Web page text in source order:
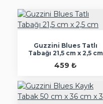
Guzzini Blues Tatlı
Tabağı 21,5 cm x 2,5 cm
459 ₺